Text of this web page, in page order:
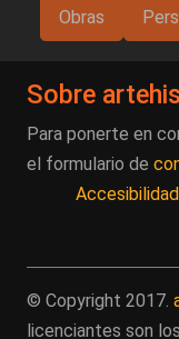
Obras
Sobre
Para ponerte en
el formulario de
Accesibilidad
© Copyright 2017.
licenciantes son